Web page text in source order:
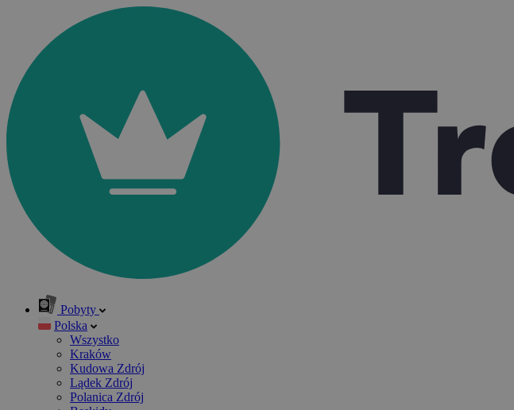
Pobyty
Polska
Wszystko
Kraków
Kudowa Zdrój
Lądek Zdrój
Polanica Zdrój